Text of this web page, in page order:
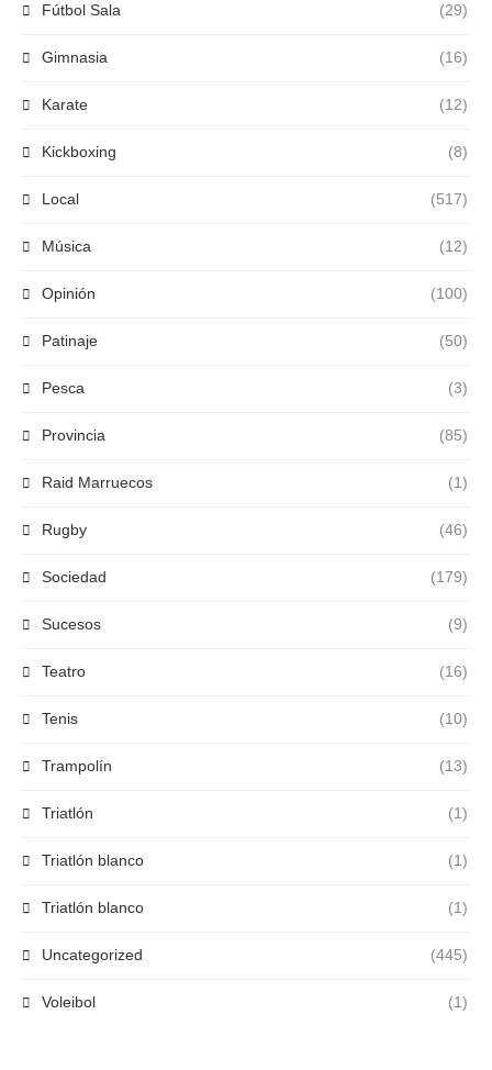
Fútbol Sala (29)
Gimnasia (16)
Karate (12)
Kickboxing (8)
Local (517)
Música (12)
Opinión (100)
Patinaje (50)
Pesca (3)
Provincia (85)
Raid Marruecos (1)
Rugby (46)
Sociedad (179)
Sucesos (9)
Teatro (16)
Tenis (10)
Trampolín (13)
Triatlón (1)
Triatlón blanco (1)
Triatlón blanco (1)
Uncategorized (445)
Voleibol (1)